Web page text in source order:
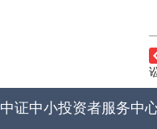
中证中小投资者服务中